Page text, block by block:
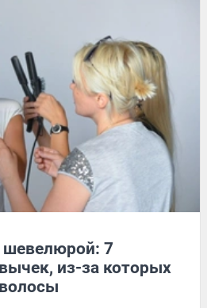
шевелюрой: 7
из-за которых